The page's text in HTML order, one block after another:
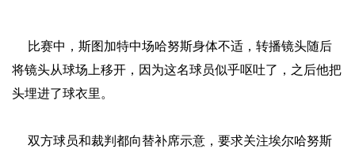
比赛中，斯图加特中场哈努斯身体不适，转播镜头随后
将镜头从球场上移开，因为这名球员似乎呕吐了，之后他把
头埋进了球衣里。
双方球员和裁判都向替补席示意，要求关注埃尔哈努斯